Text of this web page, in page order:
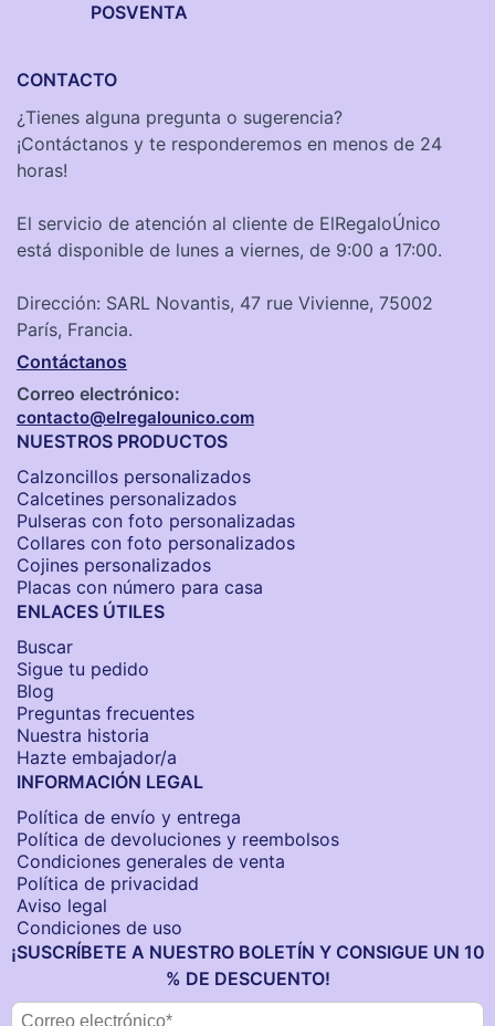
POSVENTA
CONTACTO
¿Tienes alguna pregunta o sugerencia?
¡Contáctanos y te responderemos en menos de 24
horas!
El servicio de atención al cliente de ElRegaloÚnico
está disponible de lunes a viernes, de 9:00 a 17:00.
Dirección: SARL Novantis, 47 rue Vivienne, 75002
París, Francia.
Contáctanos
Correo electrónico:
contacto@elregalounico.com
NUESTROS PRODUCTOS
Calzoncillos personalizados​
Calcetines personalizados
Pulseras con foto personalizadas
Collares con foto personalizados
Cojines personalizados
Placas con número para casa
ENLACES ÚTILES
Buscar
Sigue tu pedido
Blog
Preguntas frecuentes
Nuestra historia
Hazte embajador/a
INFORMACIÓN LEGAL
Política de envío y entrega
Política de devoluciones y reembolsos
Condiciones generales de venta
Política de privacidad
Aviso legal
Condiciones de uso
¡SUSCRÍBETE A NUESTRO BOLETÍN Y CONSIGUE UN 10
% DE DESCUENTO!